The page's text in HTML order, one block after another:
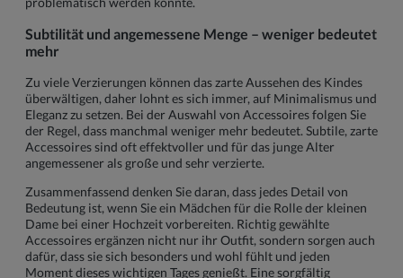
Subtilität und angemessene Menge – weniger bedeutet
mehr
Zu viele Verzierungen können das zarte Aussehen des Kindes
überwältigen, daher lohnt es sich immer, auf Minimalismus und
Eleganz zu setzen. Bei der Auswahl von Accessoires folgen Sie
der Regel, dass manchmal weniger mehr bedeutet. Subtile, zarte
Accessoires sind oft effektvoller und für das junge Alter
angemessener als große und sehr verzierte.
Zusammenfassend denken Sie daran, dass jedes Detail von
Bedeutung ist, wenn Sie ein Mädchen für die Rolle der kleinen
Dame bei einer Hochzeit vorbereiten. Richtig gewählte
Accessoires ergänzen nicht nur ihr Outfit, sondern sorgen auch
dafür, dass sie sich besonders und wohl fühlt und jeden
Moment dieses wichtigen Tages genießt. Eine sorgfältig